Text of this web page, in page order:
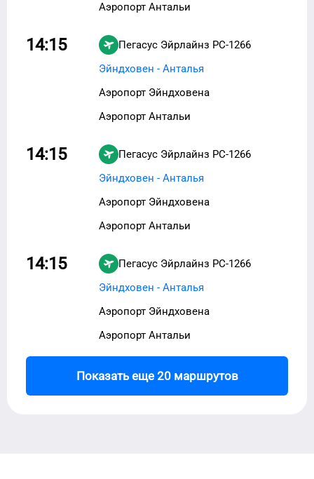
Аэропорт Антальи
14:15 Пегасус Эйрлайнз PC-1266
Эйндховен - Анталья
Аэропорт Эйндховена
Аэропорт Антальи
14:15 Пегасус Эйрлайнз PC-1266
Эйндховен - Анталья
Аэропорт Эйндховена
Аэропорт Антальи
14:15 Пегасус Эйрлайнз PC-1266
Эйндховен - Анталья
Аэропорт Эйндховена
Аэропорт Антальи
Показать еще 20 маршрутов